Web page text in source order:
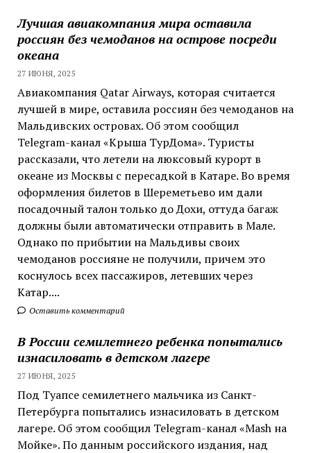
Лучшая авиакомпания мира оставила
россиян без чемоданов на острове посреди
океана
27 ИЮНЯ, 2025
Авиакомпания Qatar Airways, которая считается
лучшей в мире, оставила россиян без чемоданов на
Мальдивских островах. Об этом сообщил
Telegram-канал «Крыша ТурДома». Туристы
рассказали, что летели на люксовый курорт в
океане из Москвы с пересадкой в Катаре. Во время
оформления билетов в Шереметьево им дали
посадочный талон только до Дохи, оттуда багаж
должны были автоматически отправить в Мале.
Однако по прибытии на Мальдивы своих
чемоданов россияне не получили, причем это
коснулось всех пассажиров, летевших через
Катар....
Оставить комментарий
В России семилетнего ребенка попытались
изнасиловать в детском лагере
27 ИЮНЯ, 2025
Под Туапсе семилетнего мальчика из Санкт-
Петербурга попытались изнасиловать в детском
лагере. Об этом сообщил Telegram-канал «Mash на
Мойке». По данным российского издания, над